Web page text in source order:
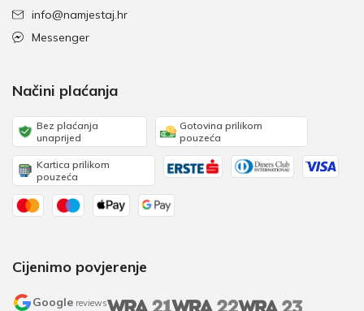
info@namjestaj.hr
Messenger
Načini plaćanja
Bez plaćanja
unaprijed
Gotovina prilikom
pouzeća
Kartica prilikom
pouzeća
Cijenimo povjerenje
Google reviews